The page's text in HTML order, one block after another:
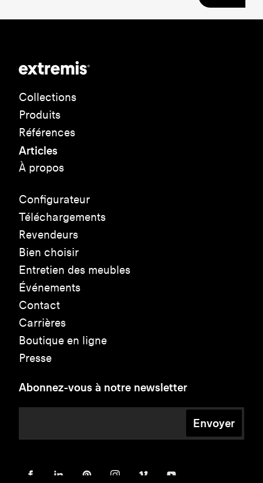
Collections
Produits
Références
Articles
À propos
Configurateur
Téléchargements
Revendeurs
Bien choisir
Entretien des meubles
Événements
Contact
Carrières
Boutique en ligne
Presse
Abonnez-vous à notre newsletter
Envoyer